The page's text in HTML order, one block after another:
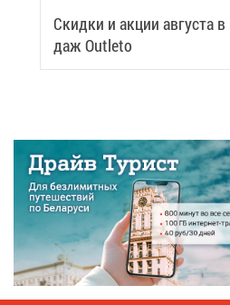
Скид­ки и ак­ции ав­гу­ста
даж Outleto